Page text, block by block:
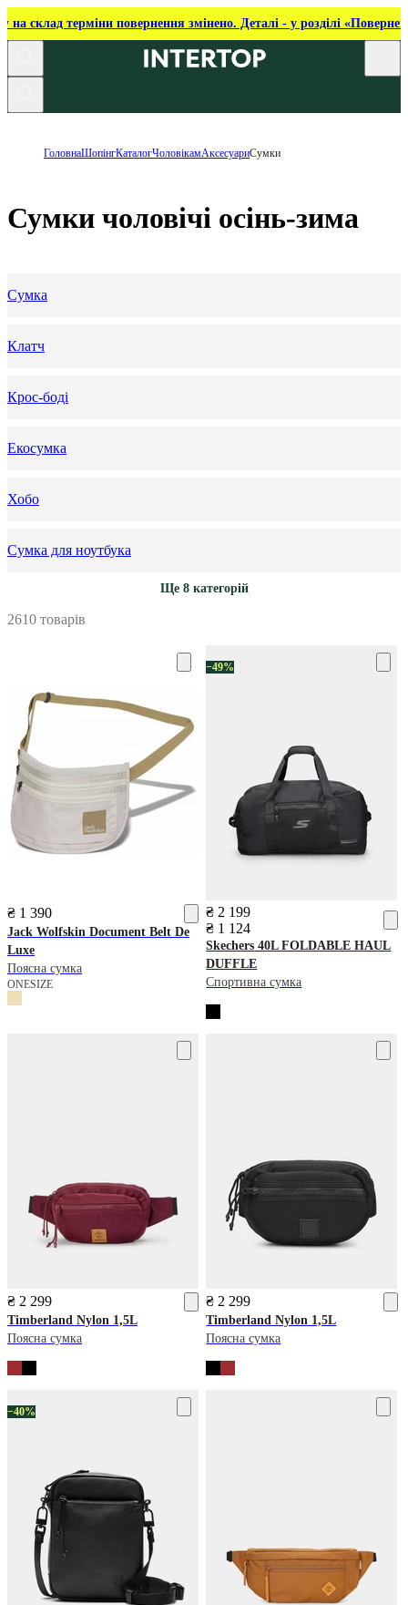
на склад терміни повернення змінено. Деталі - у розділі
ГоловнаШопінгКаталогЧоловікамАксесуариСумки
Сумки чоловічі осінь-зима
Сумка
Клатч
Крос-боді
Екосумка
Хобо
Сумка для ноутбука
Ще 8 категорій
2610 товарів
₴ 1 390
Jack Wolfskin Document Belt De
Luxe
Поясна сумка
ONESIZE
−49%
₴ 2 199
₴ 1 124
Skechers 40L FOLDABLE HAUL
DUFFLE
Спортивна сумка
₴ 2 299
Timberland Nylon 1,5L
Поясна сумка
₴ 2 299
Timberland Nylon 1,5L
Поясна сумка
−40%